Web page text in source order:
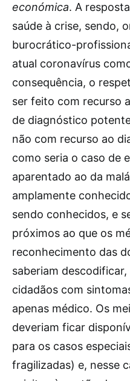
económica. A
saúde à crise, sendo,
burocrático-
atual coronavírus
consequência, o
ser feito com recurso
de diagnóstico
não com recurso ao
como seria o caso de
aparentado ao da
amplamente
sendo conhecidos, e
próximos ao que os
reconhecimento das
saberiam
cidadãos com
apenas médico. Os
deveriam ficar
para os casos
fragilizadas) e, nesse